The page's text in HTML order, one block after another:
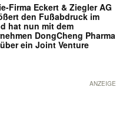
Firma Eckert & Ziegler AG
den Fußabdruck im
hat nun mit dem
DongCheng Pharma
ein Joint Venture
ANZEIGE